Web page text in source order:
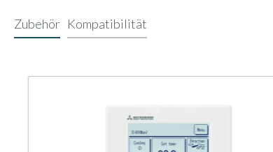
Zubehör Kompatibilität